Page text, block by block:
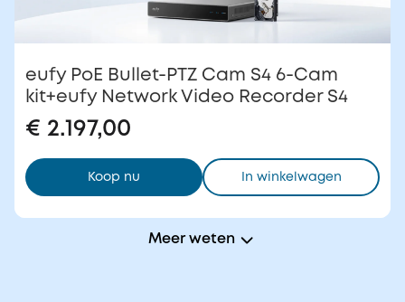
eufy PoE Bullet-PTZ Cam S4 6-Cam
kit+eufy Network Video Recorder S4
€ 2.197,00
Koop nu In winkelwagen
Meer weten